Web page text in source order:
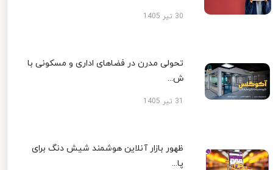
30 تیر 1405
تحولی مدرن در فضاهای اداری و مسکونی با
ش...
ظهور بازار آنلاین هوشمند شیش دنگ برای
پا...